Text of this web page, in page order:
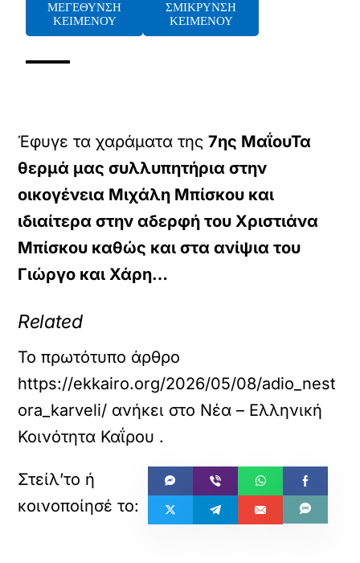
ΜΕΓΕΘΥΝΣΗ
ΚΕΙΜΕΝΟΥ
ΣΜΙΚΡΥΝΣΗ
ΚΕΙΜΕΝΟΥ
Έφυγε τα χαράματα της7ης ΜαΐουΤα
θερμά μας συλλυπητήρια στην
οικογένεια Μιχάλη Μπίσκου και
ιδιαίτερα στην αδερφή τουΧριστιάνα
Μπίσκου καθώς και στα ανίψια του
Γιώργο και Χάρη…
Related
Το πρωτότυπο άρθρο
https://ekkairo.org/2026/05/08/adio_nest
ora_karveli/ ανήκει στο Νέα – Ελληνική
Κοινότητα Καΐρου .